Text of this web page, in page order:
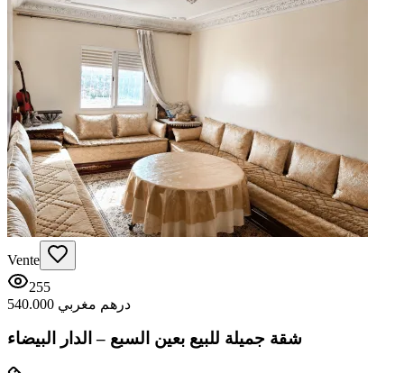
Vente
255
540.000 درهم مغربي
شقة جميلة للبيع بعين السبع – الدار البيضاء